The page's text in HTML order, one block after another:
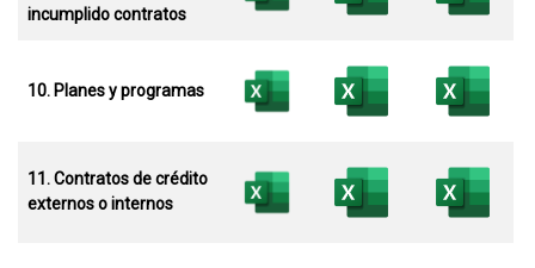
incumplido contratos
10. Planes y programas
11. Contratos de crédito
externos o internos